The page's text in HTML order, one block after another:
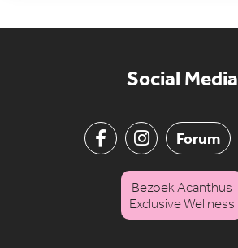
Social Media
Forum
Bezoek Acanthus
Exclusive Wellness